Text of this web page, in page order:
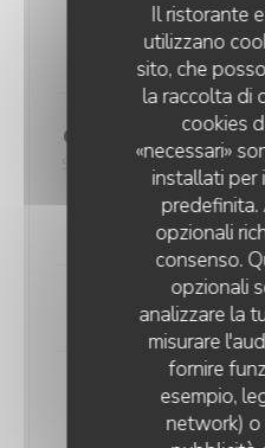
Il ristorante
utilizzano
sito, che
la raccolta di
cookies
«necessari»
installati per
opzionali
consenso.
opzionali
analizzare la
misurare
fornire
esempio,
network) o
Stracciatella
Orecchietti di
Sauce tomate San
céleris,
Risotto
*